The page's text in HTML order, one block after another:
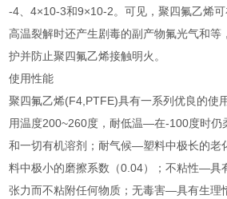
-4、4×10-3和9×10-2。可见，聚四氟乙烯
高温裂解时还产生剧毒的副产物氟光气和等
护并防止聚四氟乙烯接触明火。
使用性能
聚四氟乙烯(F4,PTFE)具有一系列优良的使
用温度200~260度，耐低温—在-100度时
和一切有机溶剂；耐气候—塑料中极长的
料中极小的磨擦系数（0.04）；不粘性—具
张力而不粘附任何物质；无毒害—具有生理